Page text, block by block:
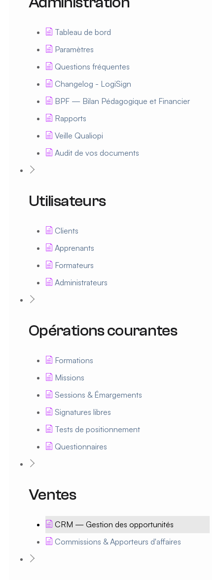
Tableau de bord
Paramètres
Questions fréquentes
Changelog - LogiSign
BPF — Bilan Pédagogique et Financier
Rapports
Veille Qualiopi
Audit de vos documents
Utilisateurs
Clients
Apprenants
Formateurs
Administrateurs
Opérations courantes
Formations
Missions
Sessions & Émargements
Signatures libres
Tests de positionnement
Questionnaires
Ventes
CRM — Gestion des opportunités
Commissions & Apporteurs d'affaires